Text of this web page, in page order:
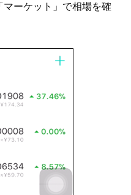
ーケット」で相場を確